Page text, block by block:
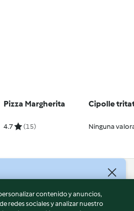
Pizza Margherita
4.7 (15)
Cipolle
Ninguna
contenido y anuncios,
redes sociales y analizar nuestro